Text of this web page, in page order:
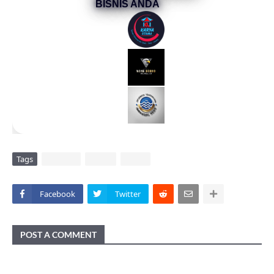
BISNIS ANDA
Tags
Facebook Twitter
POST A COMMENT